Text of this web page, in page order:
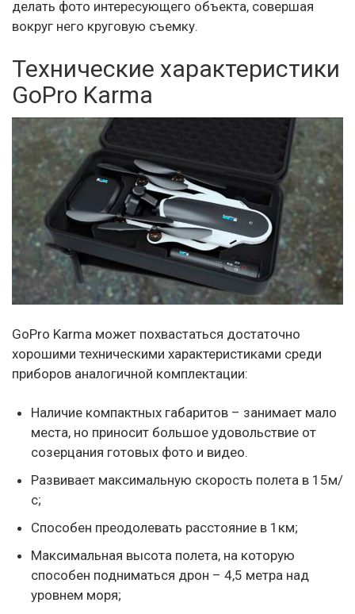
делать фото интересующего объекта, совершая
вокруг него круговую съемку.
Технические характеристики
GoPro Karma
GoPro Karma может похвастаться достаточно
хорошими техническими характеристиками среди
приборов аналогичной комплектации:
Наличие компактных габаритов – занимает мало
места, но приносит большое удовольствие от
созерцания готовых фото и видео.
Развивает максимальную скорость полета в 15м/
с;
Способен преодолевать расстояние в 1км;
Максимальная высота полета, на которую
способен подниматься дрон – 4,5 метра над
уровнем моря;